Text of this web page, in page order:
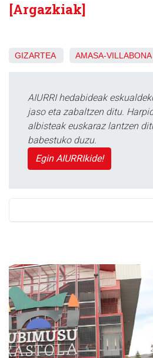
[Argazkiak]
GIZARTEA AMASA-VILLABONA
AIURRI hedabideak
jaso eta zabaltzen ditu.
albisteak euskaraz lantzen
babestuko duzu.
Egin AIURRIkide!